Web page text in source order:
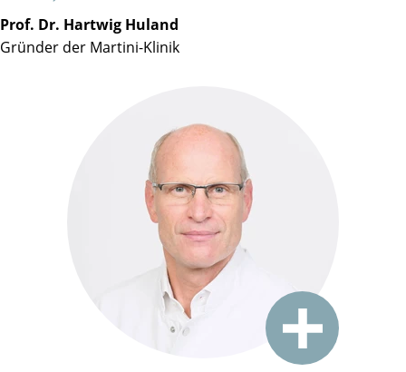
Prof. Dr. Hartwig Huland
Gründer der Martini-Klinik